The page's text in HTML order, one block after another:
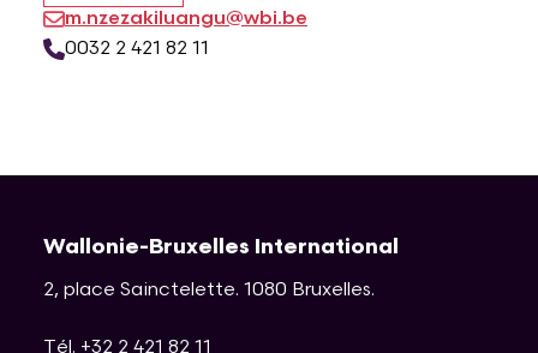
m.nzezakiluangu@wbi.be
0032 2 421 82 11
Wallonie-Bruxelles International
2, place Sainctelette. 1080 Bruxelles.
Tél. +32 2 421 82 11